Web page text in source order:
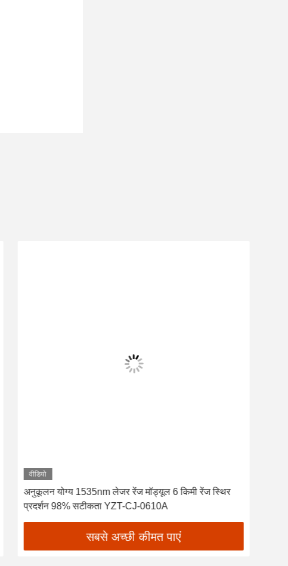
वीडियो
अनुकूलन योग्य 1535nm लेजर रेंज मॉड्यूल 6 किमी रेंज स्थिर
प्रदर्शन 98% सटीकता YZT-CJ-0610A
सबसे अच्छी कीमत पाएं